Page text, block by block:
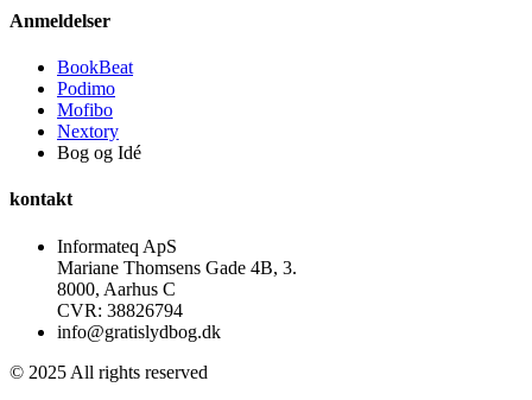
Anmeldelser
BookBeat
Podimo
Mofibo
Nextory
Bog og Idé
kontakt
Informateq ApS
Mariane Thomsens Gade 4B, 3.
8000, Aarhus C
CVR: 38826794
info@gratislydbog.dk
© 2025 All rights reserved